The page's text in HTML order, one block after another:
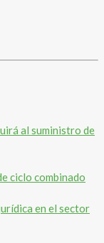
al suministro de
ciclo combinado
en el sector